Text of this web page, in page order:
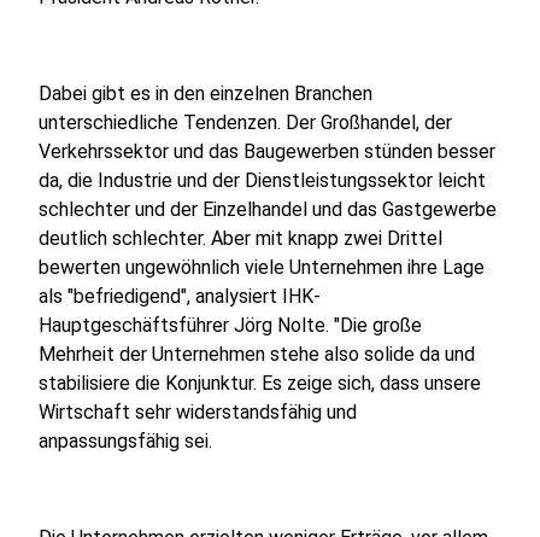
Dabei gibt es in den einzelnen Branchen
unterschiedliche Tendenzen. Der Großhandel, der
Verkehrssektor und das Baugewerben stünden besser
da, die Industrie und der Dienstleistungssektor leicht
schlechter und der Einzelhandel und das Gastgewerbe
deutlich schlechter. Aber mit knapp zwei Drittel
bewerten ungewöhnlich viele Unternehmen ihre Lage
als "befriedigend", analysiert IHK-
Hauptgeschäftsführer Jörg Nolte. "Die große
Mehrheit der Unternehmen stehe also solide da und
stabilisiere die Konjunktur. Es zeige sich, dass unsere
Wirtschaft sehr widerstandsfähig und
anpassungsfähig sei.